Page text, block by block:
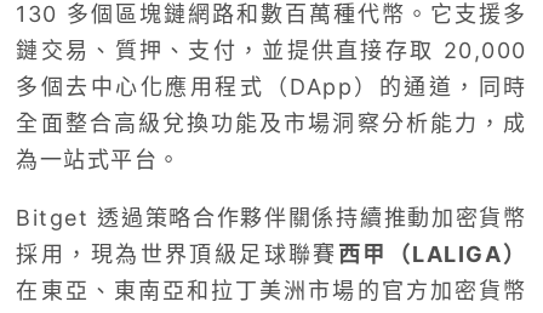
130 多個區塊鏈網路和數百萬種代幣。它支援多
鏈交易、質押、支付，並提供直接存取 20,000
多個去中心化應用程式（DApp）的通道，同時
全面整合高級兌換功能及市場洞察分析能力，成
為一站式平台。
Bitget 透過策略合作夥伴關係持續推動加密貨幣
採用，現為世界頂級足球聯賽西甲（LALIGA）
在東亞、東南亞和拉丁美洲市場的官方加密貨幣